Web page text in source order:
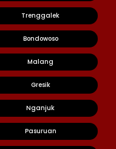
Trenggalek
Bondowoso
Malang
Gresik
Nganjuk
Pasuruan